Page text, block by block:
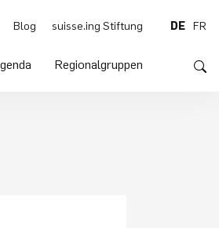
Regionalgruppen
Blog suisse.ing Stiftung DE FR